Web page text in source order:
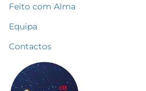
Feito com Alma
Equipa
Contactos